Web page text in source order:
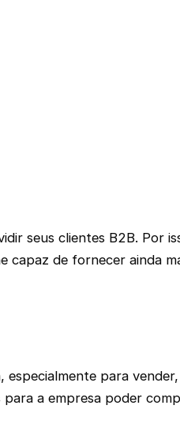
seus clientes B2B. Por
capaz de fornecer ainda
para
a empresa poder